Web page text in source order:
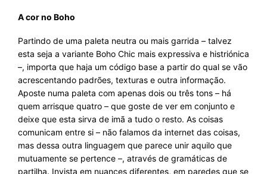
A cor no Boho
Partindo de uma paleta neutra ou mais garrida – talvez
esta seja a variante Boho Chic mais expressiva e histriónica
–, importa que haja um código base a partir do qual se vão
acrescentando padrões, texturas e outra informação.
Aposte numa paleta com apenas dois ou três tons – há
quem arrisque quatro – que goste de ver em conjunto e
deixe que esta sirva de imã a tudo o resto. As coisas
comunicam entre si – não falamos da internet das coisas,
mas dessa outra linguagem que parece unir aquilo que
mutuamente se pertence –, através de gramáticas de
partilha. Invista em nuances diferentes, em paredes que se